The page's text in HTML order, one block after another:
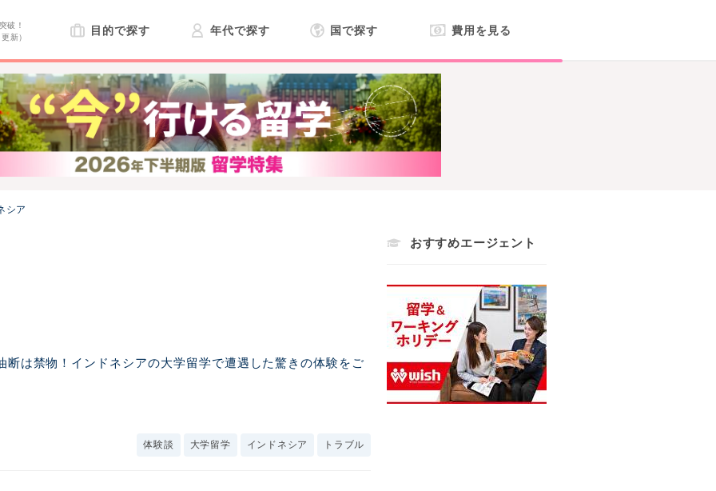
破！
新）
目的で探す 年代で探す 国で探す 費用を見る
シア
断は禁物！インドネシアの大学留学で遭遇した驚きの体験をご
体験談 大学留学 インドネシア トラブル
おすすめエージェント